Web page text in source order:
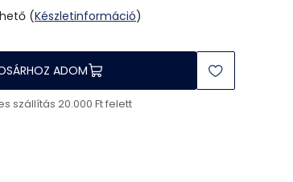
(Készletinformáció)
ADOM
szállítás 20.000 Ft felett